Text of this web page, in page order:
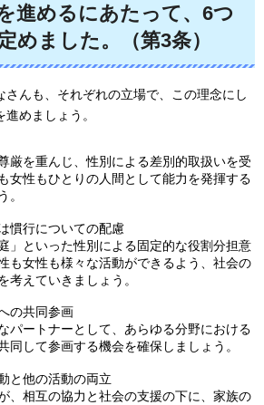
進めるにあたって、6つ
めました。（第3条）
さんも、それぞれの立場で、この理念にし
めましょう。
厳を重んじ、性別による差別的取扱いを受
女性もひとりの人間として能力を発揮する
。
慣行についての配慮
」といった性別による固定的な役割分担意
も女性も様々な活動ができるよう、社会の
考えていきましょう。
の共同参画
パートナーとして、あらゆる分野における
同して参画する機会を確保しましょう。
と他の活動の両立
、相互の協力と社会の支援の下に、家族の